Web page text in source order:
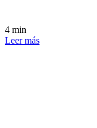
4 min
Leer más